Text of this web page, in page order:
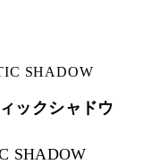
ックシャドウ
SHADOW